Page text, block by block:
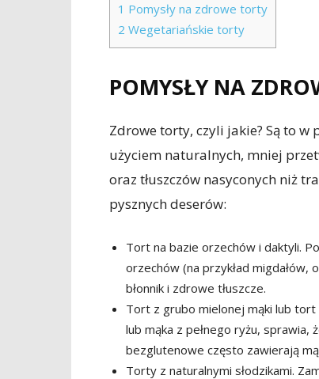
1 Pomysły na zdrowe torty
2 Wegetariańskie torty
POMYSŁY NA
Zdrowe torty, czyli jakie? Są to
użyciem naturalnych, mniej
oraz tłuszczów nasyconych niż
pysznych deserów:
Tort na bazie orzechów i daktyli.
orzechów (na przykład
błonnik i zdrowe tłuszcze.
Tort z grubo mielonej mąki lub tort
lub mąka z pełnego ryżu,
bezglutenowe często zawierają
Torty z naturalnymi słodzikami.